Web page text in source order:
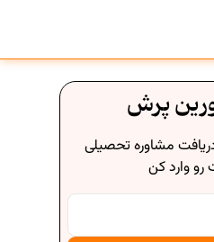
پرش
مشاوره تحصیلی
رو وارد کن